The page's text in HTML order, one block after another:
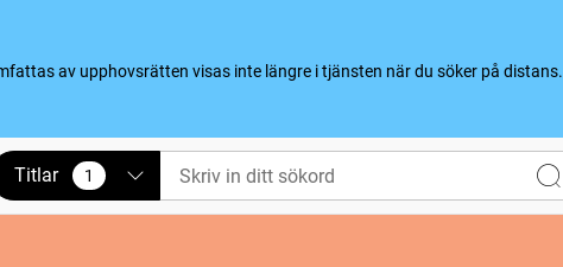
av upphovsrätten visas inte längre i tjänsten när du söker på distans.
Titlar 1
vald